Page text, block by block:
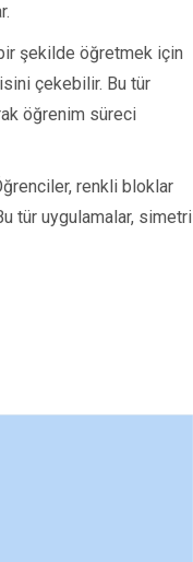
şekilde öğretmek için
çekebilir. Bu tür
öğrenim süreci
renkli bloklar
tür uygulamalar, simetri